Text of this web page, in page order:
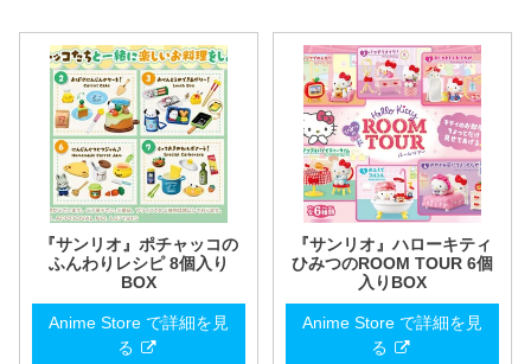
『サンリオ』ポチャッコの
ふんわりレシピ 8個入り
BOX
Anime Store で詳細を見
る
『サンリオ』ハローキティ
ひみつのROOM TOUR 6個
入りBOX
Anime Store で詳細を見
る